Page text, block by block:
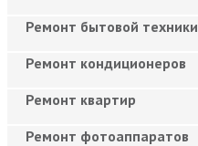
Ремонт бытовой техники
Ремонт кондиционеров
Ремонт квартир
Ремонт фотоаппаратов